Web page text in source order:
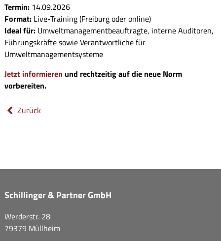
Termin:14.09.2026
Format:Live-Training (Freiburg oder online)
Ideal für:Umweltmanagementbeauftragte, interne Auditoren,
Führungskräfte sowie Verantwortliche für
Umweltmanagementsysteme
Jetzt informieren und rechtzeitig auf die neue Norm
vorbereiten.
Zurück
Schillinger & Partner GmbH
Werderstr. 28
79379 Müllheim